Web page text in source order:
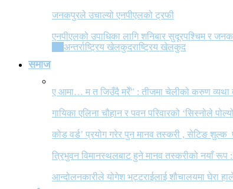
जनकपुरले उचाल्यो एनपीएलको ट्रफी
एनपीएलको उपाधिका लागि शनिबार सुदूरपश्चिम र
अन्तर्राष्ट्रिय खेलकुदराष्ट्रिय खेलकुद
समाज
ए आमा… म त जिउँदै मरेँ” : तीजमा चेलीको करुण व्यथा
गायिका एलिना चौहान र पवन परिवारको ‘सिस्नोले
कोड वर्ड’ प्रयोग गरेर पुन मानव तस्करी , सेटिङ शुल्क
त्रिभुवन विमानस्थलबाट हुने मानव तस्करीको नयाँ रूप :
आन्दोलनकारीले योगेश भट्टराईलाई शौचालयमा घेरा